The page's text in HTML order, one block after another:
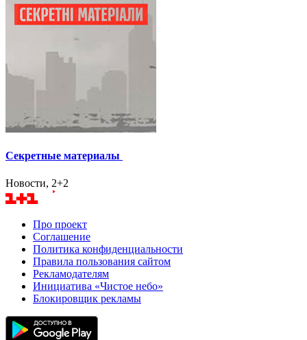
Секретные материалы
Новости, 2+2
Про проект
Соглашение
Политика конфиденциальности
Правила пользования сайтом
Рекламодателям
Инициатива «Чистое небо»
Блокировщик рекламы